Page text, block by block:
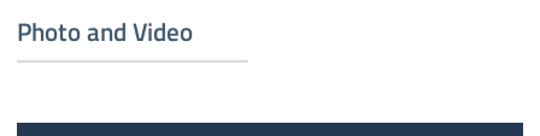
Photo and Video